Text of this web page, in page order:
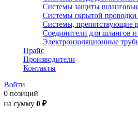
Системы защиты
Системы скрытой
Системы, препятствующие
Соединители для шлангов и
Электроизоляционные
Прайс
Производители
Контакты
Войти
0 позиций
на сумму 0 ₽